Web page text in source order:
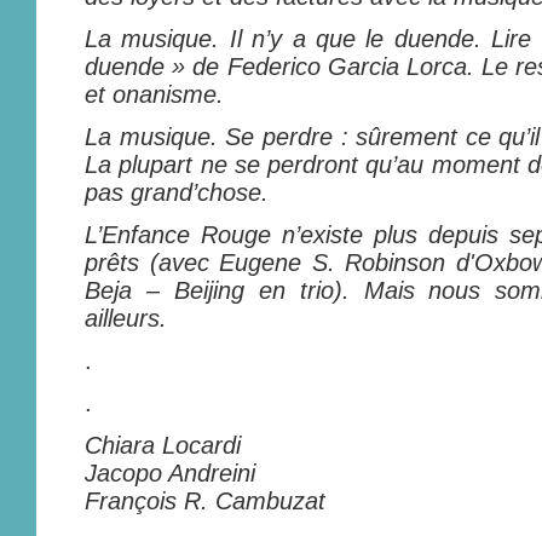
La musique. Il n’y a que le duende.
duende » de Federico Garcia Lorca. Le
et onanisme.
La musique. Se perdre : sûrement ce
La plupart ne se perdront qu’au moment
pas grand’chose.
L’Enfance Rouge n’existe plus depuis
prêts (avec Eugene S. Robinson
Beja – Beijing en trio). Mais nous
ailleurs.
.
.
Chiara Locardi
Jacopo Andreini
François R. Cambuzat